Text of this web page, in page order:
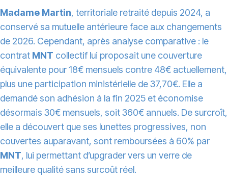
Madame Martin, territoriale retraité depuis 2024, a
conservé sa mutuelle antérieure face aux changements
de 2026. Cependant, après analyse comparative : le
contrat MNT collectif lui proposait une couverture
équivalente pour 18€ mensuels contre 48€ actuellement,
plus une participation ministérielle de 37,70€. Elle a
demandé son adhésion à la fin 2025 et économise
désormais 30€ mensuels, soit 360€ annuels. De surcroît,
elle a découvert que ses lunettes progressives, non
couvertes auparavant, sont remboursées à 60% par
MNT, lui permettant d’upgrader vers un verre de
meilleure qualité sans surcoût réel.